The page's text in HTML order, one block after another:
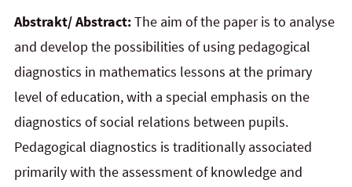
Abstrakt/ Abstract:The aim of the paper is to analyse
and develop the possibilities of using pedagogical
diagnostics in mathematics lessons at the primary
level of education, with a special emphasis on the
diagnostics ofsocial relations between pupils.
Pedagogical diagnostics is traditionally associated
primarily with the assessment of knowledge and